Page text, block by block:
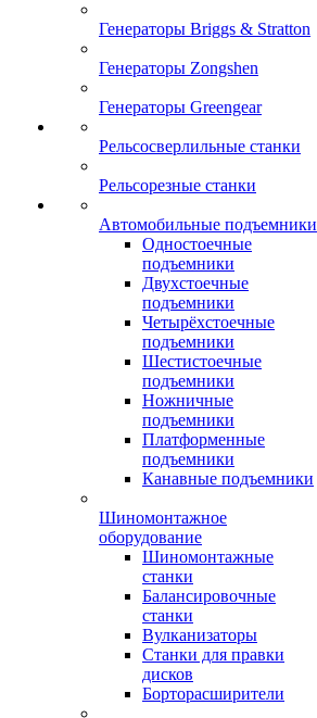
Генераторы Briggs & Stratton
Генераторы Zongshen
Генераторы Greengear
Рельсосверлильные станки
Рельсорезные станки
Автомобильные подъемники
Одностоечные
подъемники
Двухстоечные
подъемники
Четырёхстоечные
подъемники
Шестистоечные
подъемники
Ножничные
подъемники
Платформенные
подъемники
Канавные подъемники
Шиномонтажное
оборудование
Шиномонтажные
станки
Балансировочные
станки
Вулканизаторы
Станки для правки
дисков
Борторасширители